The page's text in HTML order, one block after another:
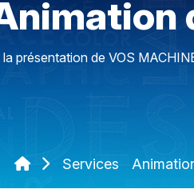
présentation de VOS
Services